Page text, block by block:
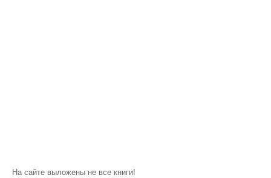
На сайте выложены не все книги!